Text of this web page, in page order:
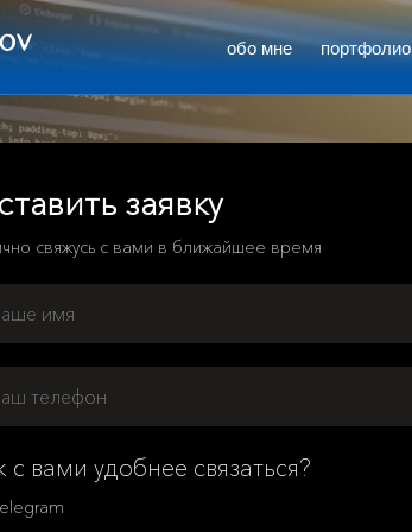
обо мне портфолио
заявку
свяжусь с вами в ближайшее время
с вами удобнее связаться?